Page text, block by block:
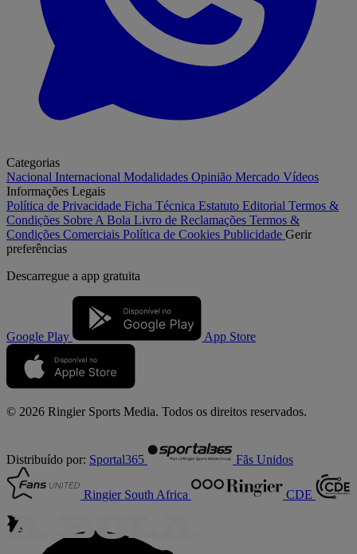
Categorias
Nacional Internacional Modalidades Opinião Mercado Vídeos
Informações Legais
Política de Privacidade Ficha Técnica Estatuto Editorial Termos &
Condições Sobre A Bola Livro de Reclamações Termos &
Condições Comerciais Política de Cookies Publicidade Gerir
preferências
Descarregue a app gratuita
Google Play App Store
© 2026 Ringier Sports Media. Todos os direitos reservados.
Distribuído por: Sportal365 Fãs Unidos
Ringier South Africa CDE